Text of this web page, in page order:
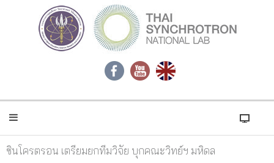
ซินโครตรอน เตรียมยกทีมวิจัย บุกคณะวิทย์ฯ มหิดล